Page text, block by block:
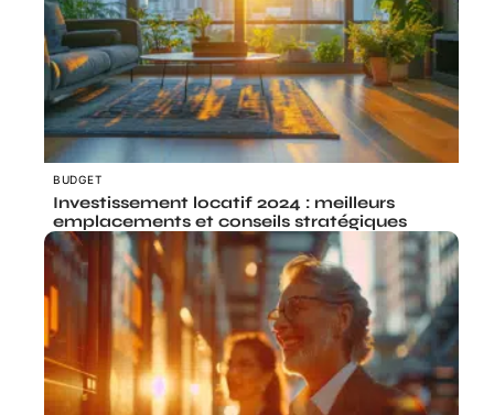
BUDGET
Investissement locatif 2024 : meilleurs
emplacements et conseils stratégiques